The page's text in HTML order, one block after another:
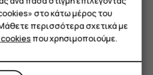
στο κάτω μέρος του
περισσότερα σχετικά με
cookiesπου χρησιμοποιούμε.